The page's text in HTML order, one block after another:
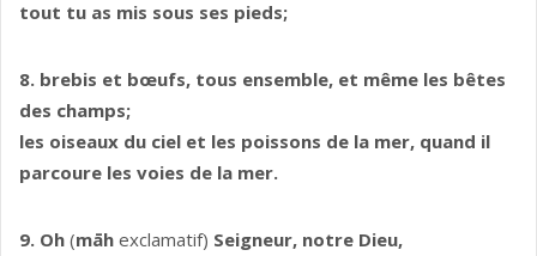
tout tu as mis sous ses pieds;
8. brebis et bœufs, tous ensemble, et même les bêtes
des champs;
les oiseaux du ciel et les poissons de la mer, quand il
parcoure les voies de la mer.
9. Oh (māh exclamatif) Seigneur, notre Dieu,